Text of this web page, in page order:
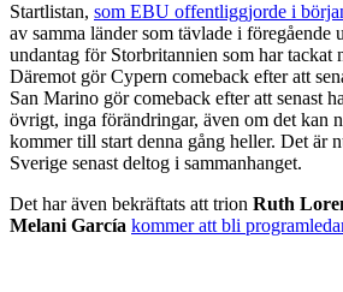
Startlistan, som EBU offentliggjorde i
av samma länder som tävlade i föregående
undantag för Storbritannien som har tackat
Däremot gör Cypern comeback efter att
San Marino gör comeback efter att senast
övrigt, inga förändringar, även om det kan
kommer till start denna gång heller. Det är
Sverige senast deltog i sammanhanget.
Det har även bekräftats att trion Ruth
Melani García kommer att bli